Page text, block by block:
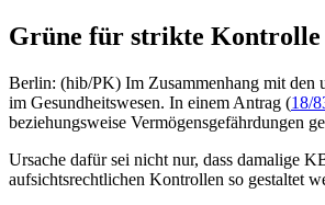
Grüne für strikte
Berlin: (hib/PK) Im Zusammenhang mit den
im Gesundheitswesen. In einem Antrag (18/
beziehungsweise Vermögensgefährdungen
Ursache dafür sei nicht nur, dass damalige
aufsichtsrechtlichen Kontrollen so gestaltet